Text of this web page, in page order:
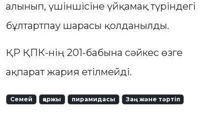
алынып, үшіншісіне үйқамақ түріндегі
бұлтартпау шарасы қолданылды.
ҚР ҚПК-нің 201-бабына сәйкес өзге
ақпарат жария етілмейді.
Семей қаржы пирамидасы Заң және тәртіп